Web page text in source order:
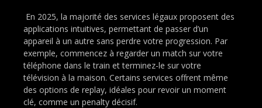
En 2025, la majorité des services légaux proposent des
applications intuitives, permettant de passer d’un
appareil à un autre sans perdre votre progression. Par
exemple, commencez à regarder un match sur votre
téléphone dans le train et terminez-le sur votre
télévision à la maison. Certains services offrent même
des options de replay, idéales pour revoir un moment
clé, comme un penalty décisif.